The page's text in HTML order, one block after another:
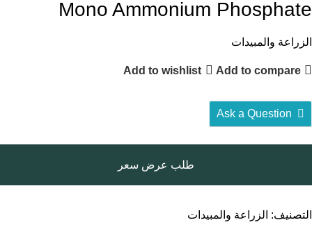
Mono Ammonium Phosphate
الزراعة والمبيدات
Add to compare
Add to wishlist
Ask a Question
طلب عرض سعر
التصنيف: الزراعة والمبيدات